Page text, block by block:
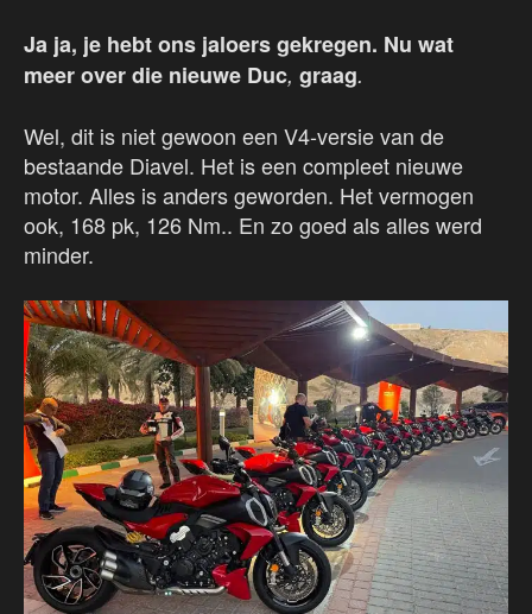
Ja ja, je hebt ons jaloers gekregen. Nu wat
meer over die nieuwe Duc, graag.
Wel, dit is niet gewoon een V4-versie van de
bestaande Diavel. Het is een compleet nieuwe
motor. Alles is anders geworden. Het vermogen
ook, 168 pk, 126 Nm.. En zo goed als alles werd
minder.